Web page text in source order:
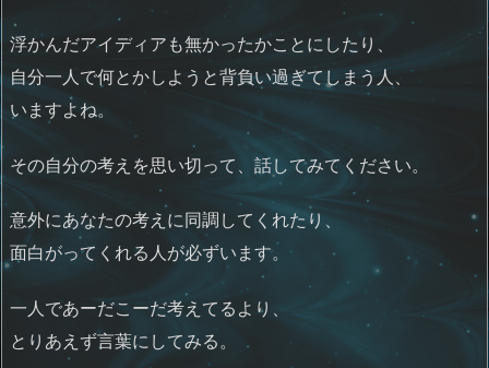
浮かんだアイディアも無かったかことにしたり、
自分一人で何とかしようと背負い過ぎてしまう人、
いますよね。
その自分の考えを思い切って、話してみてください。
意外にあなたの考えに同調してくれたり、
面白がってくれる人が必ずいます。
一人であーだこーだ考えてるより、
とりあえず言葉にしてみる。